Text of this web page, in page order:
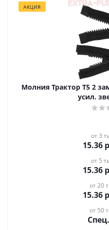
АКЦИЯ
Молния Трактор Т5 2
усил.
от 3
15.36
от 5
15.36
от 20
15.36
от 50